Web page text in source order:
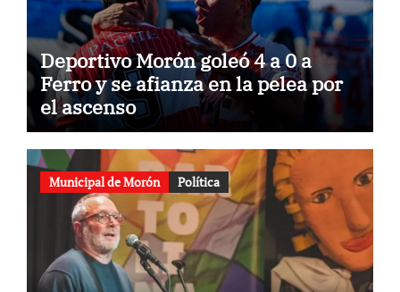
Deportivo Morón goleó 4 a 0 a
Ferro y se afianza en la pelea por
el ascenso
Municipal de Morón Política